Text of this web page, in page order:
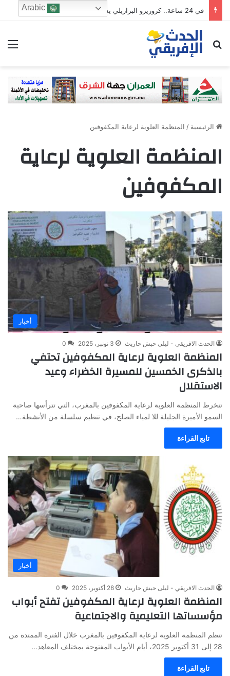
في 24 ساعة.. كروزيرو البرازيلي يستعير 3 لاعبين من الدوري السعودي في صفقة غير مسبوقة
ابحث عن
الرئيسية / المنظمة العلوية لرعاية المكفوفين
المنظمة العلوية لرعاية
المكفوفين
أخبار
الحدث الافريقي - ليلى حبش حاريث 3 نونبر، 2025 0
المنظمة العلوية لرعاية المكفوفين تحتفي
بالذكرى الخمسين للمسيرة الخضراء وعيد
الاستقلال
تنخرط المنظمة العلوية لرعاية المكفوفين بالمغرب، التي تترأسها صاحبة
السمو الأميرة الجليلة للا لمياء الصلح، في تنظيم سلسلة من الأنشطة…
تابع القراءة
أخبار
الحدث الافريقي - ليلى حبش حاريث 28 أكتوبر، 2025 0
المنظمة العلوية لرعاية المكفوفين تفتح أبواب
مؤسساتها التعليمية والاجتماعية
تنظم المنظمة العلوية لرعاية المكفوفين بالمغرب خلال الفترة الممتدة من
28 إلى 31 أكتوبر 2025، أيام الأبواب المفتوحة بمختلف المعاهد…
تابع القراءة
Arabic